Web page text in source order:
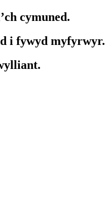
cymuned.
i fywyd myfyrwyr.